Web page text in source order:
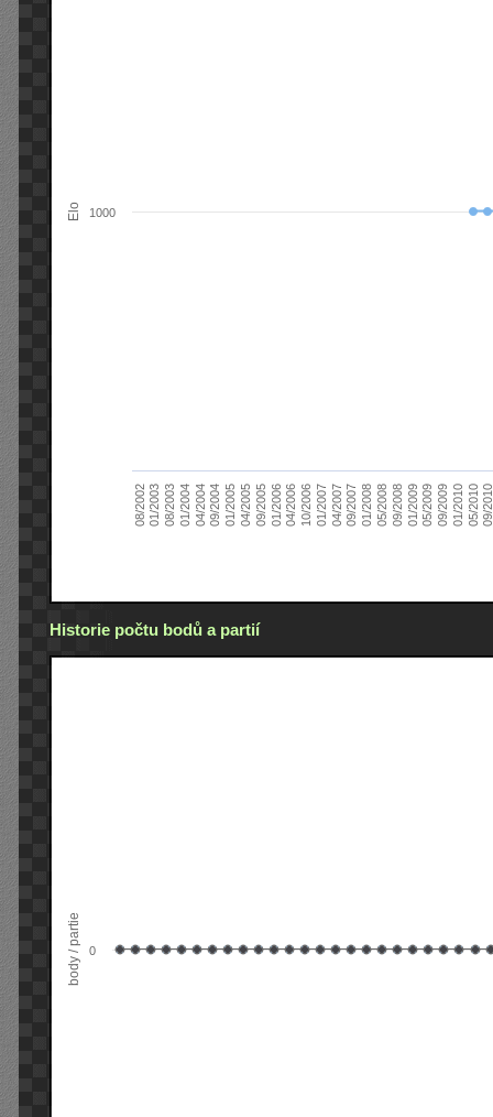
Elo
08/200201/200308/200301/200404/200409/200401/200504/200509/200501/200604/200610/200601/200704/200709/200701/200805/200809/200801/200905/200909/200901/201005/201009/
1000
Historie počtu bodů a partií
body / partie 0